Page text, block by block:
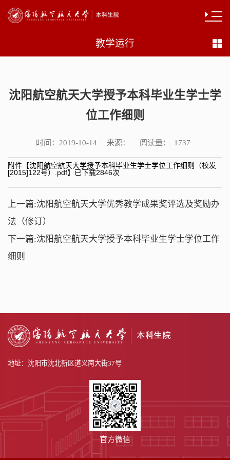
教学运行
沈阳航空航天大学授予本科毕业生学士学
位工作细则
时间： 2019-10-14 来源： 阅读量： 1737
附件【沈阳航空航天大学授予本科毕业生学士学位工作细则（校发
[2015]122号）.pdf】已下载2846次
上一篇:沈阳航空航天大学优秀教学成果奖评选及奖励办
法（修订）
下一篇:沈阳航空航天大学授予本科毕业生学士学位工作
细则
地址：沈阳市沈北新区道义南大街37号
官方微信